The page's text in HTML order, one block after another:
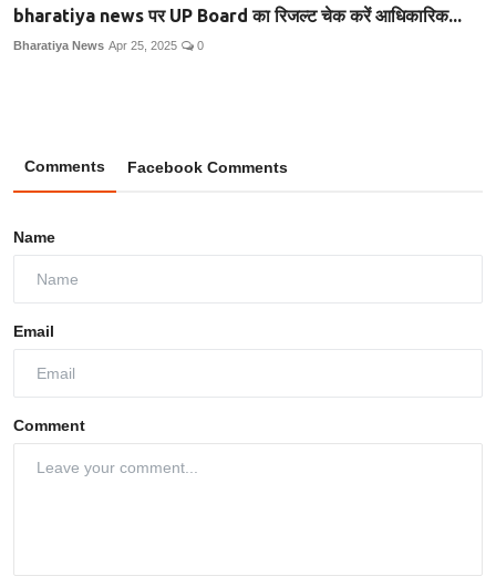
bharatiya news पर UP Board का रिजल्ट चेक करें आधिकारिक...
Bharatiya News Apr 25, 2025 0
Comments Facebook Comments
Name
Email
Comment